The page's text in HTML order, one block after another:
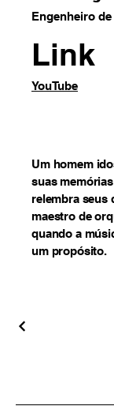
Engenheiro
Link
YouTube
Um homem
suas
relembra seus
maestro de
quando a
um propósito.